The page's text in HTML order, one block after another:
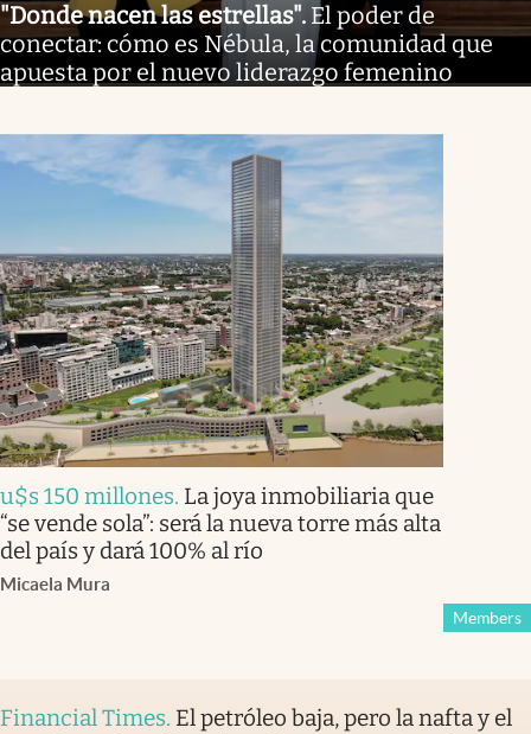
"Donde nacen las estrellas". El poder de
conectar: cómo es Nébula, la comunidad que
apuesta por el nuevo liderazgo femenino
u$s 150 millones. La joya inmobiliaria que
“se vende sola”: será la nueva torre más alta
del país y dará 100% al río
Micaela Mura
Members
Financial Times. El petróleo baja, pero la nafta y el